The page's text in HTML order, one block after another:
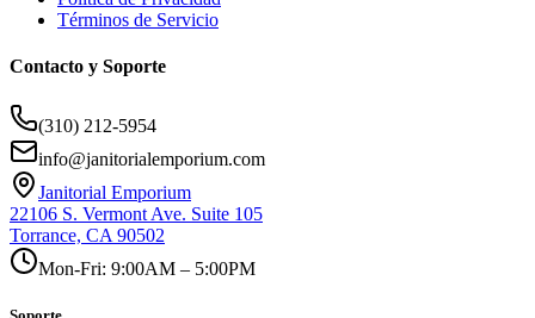
Términos de Servicio
Contacto y Soporte
(310) 212-5954
info@janitorialemporium.com
Janitorial Emporium
22106 S. Vermont Ave. Suite 105
Torrance, CA 90502
Mon-Fri: 9:00AM – 5:00PM